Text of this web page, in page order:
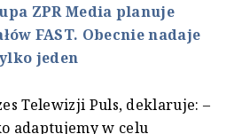
ZPR Media planuje
FAST. Obecnie nadaje
jeden
Telewizji Puls, deklaruje: –
adaptujemy w celu